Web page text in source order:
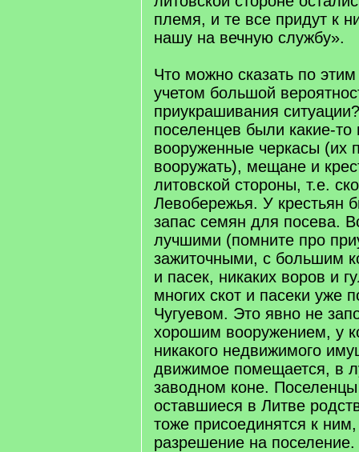
племя, и те все придут к
нашу на вечную службу».
Что можно сказать по
учетом большой
приукрашивания
поселенцев были какие-то
вооруженные черкасы (их
вооружать), мещане и
литовской стороны, т.е.
Левобережья. У крестьян
запас семян для посева.
лучшими (помните про
зажиточными, с большим
и пасек, никаких воров и
многих скот и пасеки уже
Чугуевом. Это явно не
хорошим вооружением, у
никакого недвижимого
движимое помещается, в
заводном коне.
оставшиеся в Литве
тоже присоединятся к
разрешение на поселение.